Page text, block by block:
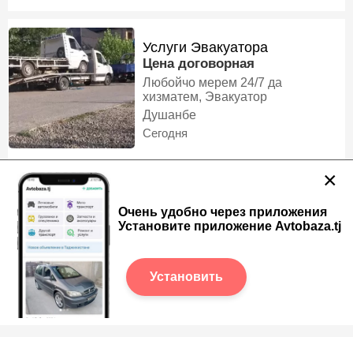
×
Очень удобно через приложения
Установите приложение Avtobaza.tj
Установить
Услуги Эвакуатора
Цена договорная
Любойчо мерем 24/7 да
хизматем, Эвакуатор
Душанбе
Сегодня
Цена договорная
Услуги эвакуатор круглосуточно,
Сегодня